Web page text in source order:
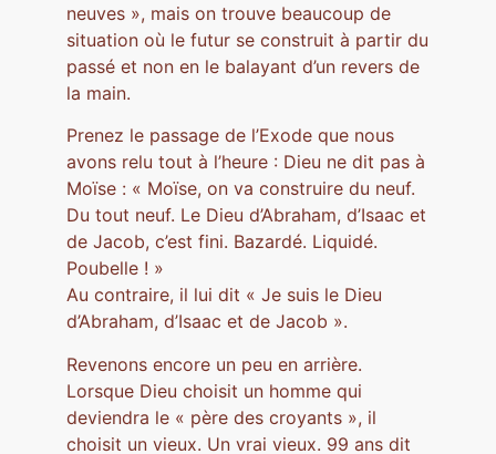
neuves », mais on trouve beaucoup de
situation où le futur se construit à partir du
passé et non en le balayant d’un revers de
la main.
Prenez le passage de l’Exode que nous
avons relu tout à l’heure : Dieu ne dit pas à
Moïse : « Moïse, on va construire du neuf.
Du tout neuf. Le Dieu d’Abraham, d’Isaac et
de Jacob, c’est fini. Bazardé. Liquidé.
Poubelle ! »
Au contraire, il lui dit « Je suis le Dieu
d’Abraham, d’Isaac et de Jacob ».
Revenons encore un peu en arrière.
Lorsque Dieu choisit un homme qui
deviendra le « père des croyants », il
choisit un vieux. Un vrai vieux. 99 ans dit